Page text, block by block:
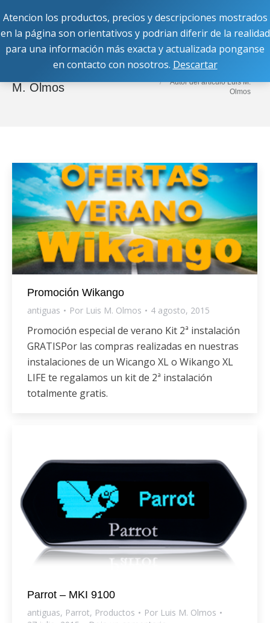
Buscar:
M. Olmos
Estás aquí:
Autor del artículo Luis M.
Olmos
Promoción Wikango
antiguas Por Luis M. Olmos 4 agosto, 2015
Promoción especial de verano Kit 2ª instalación
GRATISPor las compras realizadas en nuestras
instalaciones de un Wicango XL o Wikango XL
LIFE te regalamos un kit de 2ª instalación
totalmente gratis.
Parrot – MKI 9100
antiguas, Parrot, Productos Por Luis M. Olmos
Atencion los productos, precios y descripciones mostrados
en la página son orientativos y podrian diferir de la realidad
para una información más exacta y actualizada ponganse
en contacto con nosotros. Descartar